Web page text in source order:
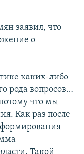
заявил, что
о
каких-либо
рода вопросов…
что мы
Как раз после
Такой